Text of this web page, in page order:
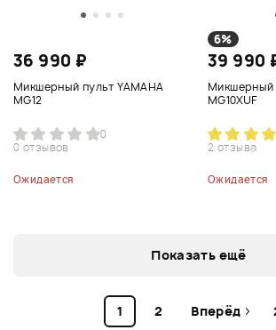
36 990 ₽
Микшерный пульт YAMAHA
MG12
0
0 отзывов
Ожидается
6%
39 990
Микшерный
MG10XUF
2 отзыва
Ожидается
Показать ещё
1 2 Вперёд